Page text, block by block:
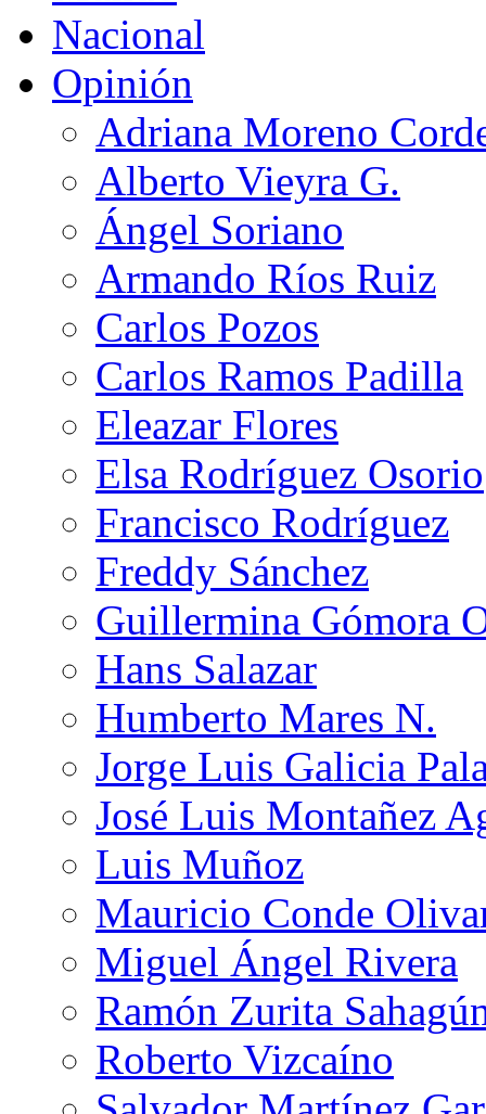
Nacional
Opinión
Adriana Moreno
Alberto Vieyra G.
Ángel Soriano
Armando Ríos Ruiz
Carlos Pozos
Carlos Ramos Padilla
Eleazar Flores
Elsa Rodríguez Osorio
Francisco Rodríguez
Freddy Sánchez
Guillermina Gómora
Hans Salazar
Humberto Mares N.
Jorge Luis Galicia
José Luis Montañez
Luis Muñoz
Mauricio Conde
Miguel Ángel Rivera
Ramón Zurita
Roberto Vizcaíno